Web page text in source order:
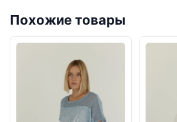
Похожие товары